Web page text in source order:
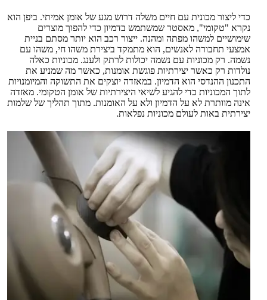
כדי ליצור מכונית עם חיים משלה דרוש מגע של אומן אמיתי. ביפן הוא
נקרא "טקומי", מאסטר שמשתמש בדמיון כדי להפוך מוצרים
שימושיים למשהו מפתה ומהנה. ייצור רכב הוא יותר מסתם בניית
אמצעי תחבורה לאנשים, הוא מתמקד ביצירת משהו חי, משהו עם
נשמה. רק מכוניות עם נשמה יכולות לרתק ולענג. מכוניות כאלה
נולדות רק כאשר יצירתיות פוגשת אומנות, כאשר מה שמניע את
התכנון ההנדסי הוא הדמיון. במאזדה יוצקים את התשוקה והמיומנויות
לתוך המכוניות כדי להגיע לשיאי היצירתיות של אומן הטקומי. מאזדה
אינה מוותרת לא על הדמיון ולא על האומנות. מתוך תהליך של שלמות
יצירתית באות לעולם מכוניות נפלאות.